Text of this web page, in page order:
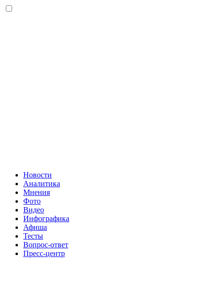
Новости
Аналитика
Мнения
Фото
Видео
Инфографика
Афиша
Тесты
Вопрос-ответ
Пресс-центр